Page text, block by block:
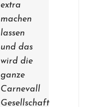
extra
machen
lassen
und das
wird die
ganze
Carnevall
Gesellschaft